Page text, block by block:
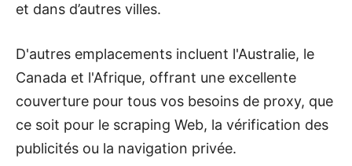
et dans d’autres villes.
D'autres emplacements incluent l'Australie, le
Canada et l'Afrique, offrant une excellente
couverture pour tous vos besoins de proxy, que
ce soit pour le scraping Web, la vérification des
publicités ou la navigation privée.